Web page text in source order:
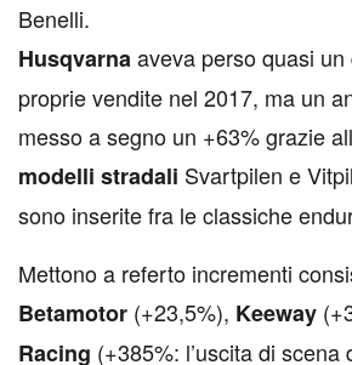
Benelli.
Husqvarnaaveva perso quasi
proprie vendite nel 2017, ma un
messo a segno un +63% grazie
modelli stradali Svartpilen e
sono inserite fra le classiche
Mettono a referto incrementi
Betamotor (+23,5%), Keeway
Racing (+385%: l’uscita di scena